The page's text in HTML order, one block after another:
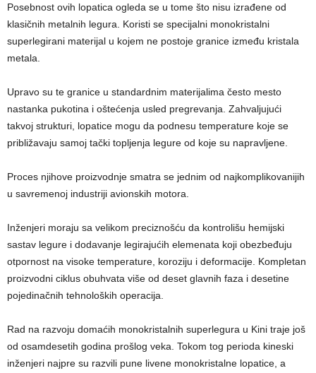
Posebnost ovih lopatica ogleda se u tome što nisu izrađene od
klasičnih metalnih legura. Koristi se specijalni monokristalni
superlegirani materijal u kojem ne postoje granice između kristala
metala.
Upravo su te granice u standardnim materijalima često mesto
nastanka pukotina i oštećenja usled pregrevanja. Zahvaljujući
takvoj strukturi, lopatice mogu da podnesu temperature koje se
približavaju samoj tački topljenja legure od koje su napravljene.
Proces njihove proizvodnje smatra se jednim od najkomplikovanijih
u savremenoj industriji avionskih motora.
Inženjeri moraju sa velikom preciznošću da kontrolišu hemijski
sastav legure i dodavanje legirajućih elemenata koji obezbeđuju
otpornost na visoke temperature, koroziju i deformacije. Kompletan
proizvodni ciklus obuhvata više od deset glavnih faza i desetine
pojedinačnih tehnoloških operacija.
Rad na razvoju domaćih monokristalnih superlegura u Kini traje još
od osamdesetih godina prošlog veka. Tokom tog perioda kineski
inženjeri najpre su razvili pune livene monokristalne lopatice, a